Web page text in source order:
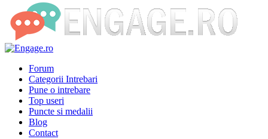
Forum
Categorii Intrebari
Pune o intrebare
Top useri
Puncte si medalii
Blog
Contact